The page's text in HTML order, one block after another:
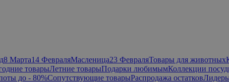
8 Марта14 ФевраляМасленица23 ФевраляТовары для животных
товарыЛетние товарыПодарки любимымКоллекции
до - 80%Сопутствующие товарыРаспродажа остатков